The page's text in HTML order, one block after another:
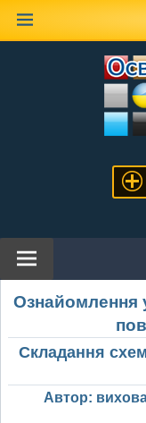
Ознайомлення
Складання
Автор: